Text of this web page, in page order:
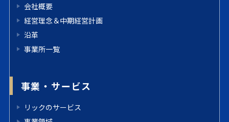
会社概要
経営理念＆中期経営計画
沿革
事業所一覧
事業・サービス
リックのサービス